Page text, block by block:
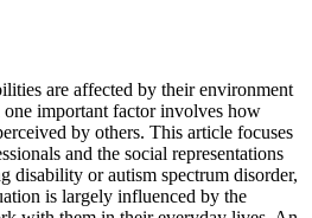
are affected by their environment
important factor involves how
by others. This article focuses
and the social representations
disability or autism spectrum disorder,
is largely influenced by the